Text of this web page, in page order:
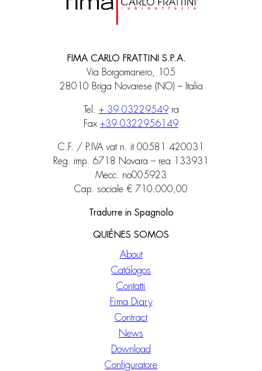
FIMA CARLO FRATTINI S.P.A.
Via Borgomanero, 105
28010 Briga Novarese (NO) – Italia
Tel. + 39 03229549ra
Fax +39 0322956149
C.F. / P.IVA vat n. it 00581 420031
Reg. imp. 6718 Novara – rea 133931
Mecc. no005923
Cap. sociale € 710.000,00
Tradurre in Spagnolo
QUIÉNES SOMOS
About
Catálogos
Contatti
Fima Diary
Contract
News
Download
Configuratore